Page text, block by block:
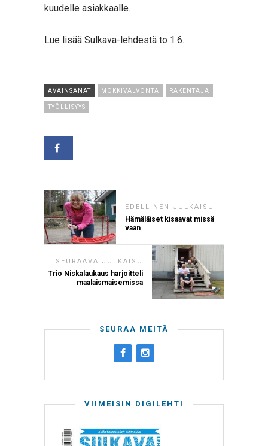
kuudelle asiakkaalle.
Lue lisää Sulkava-lehdestä to 1.6.
AVAINSANAT MÖKKIVALVONTA RAKENTAJA
TYÖLLISYYS
EDELLINEN JULKAISU
Hämäläiset kisaavat missä
vaan
SEURAAVA JULKAISU
Trio Niskalaukaus harjoitteli
maalaismaisemissa
SEURAA MEITÄ
VIIMEISIN DIGILEHTI